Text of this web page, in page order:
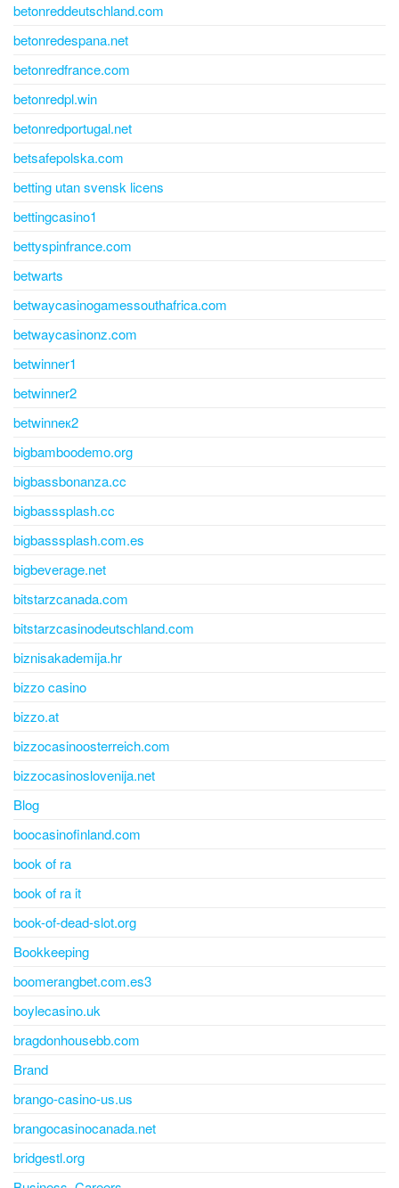
betonreddeutschland.com
betonredespana.net
betonredfrance.com
betonredpl.win
betonredportugal.net
betsafepolska.com
betting utan svensk licens
bettingcasino1
bettyspinfrance.com
betwarts
betwaycasinogamessouthafrica.com
betwaycasinonz.com
betwinner1
betwinner2
betwinneк2
bigbamboodemo.org
bigbassbonanza.cc
bigbasssplash.cc
bigbasssplash.com.es
bigbeverage.net
bitstarzcanada.com
bitstarzcasinodeutschland.com
biznisakademija.hr
bizzo casino
bizzo.at
bizzocasinoosterreich.com
bizzocasinoslovenija.net
Blog
boocasinofinland.com
book of ra
book of ra it
book-of-dead-slot.org
Bookkeeping
boomerangbet.com.es3
boylecasino.uk
bragdonhousebb.com
Brand
brango-casino-us.us
brangocasinocanada.net
bridgestl.org